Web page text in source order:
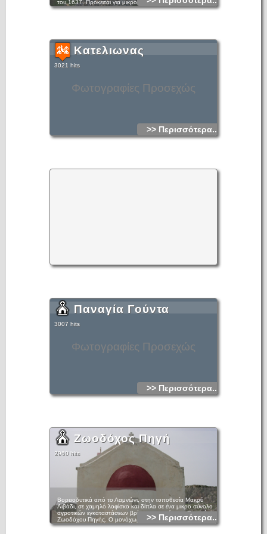
του 1637. Πρόκειται για μικρό μονόκλιτο λιθόκτιστο
θολοσκεπή ναό, ανακαινισμένο από την ενορία Σιτάνου στην
Φωτογραφίες Προσεχώς
Κατελιωνας
3021 hits
>> Περισσότερα...
Φωτογραφίες Προσεχώς
Παναγία Γούντα
3007 hits
>> Περισσότερα...
Ζωοδόχος Πηγή
2960 hits
Βορειοδυτικά από το Λαμνώνι, στην τοποθεσία Μακρύ
Λιβάδι, σε χαμηλό λοφίσκο και δίπλα σε ένα μικρο σύνολο
αγροτικών εγκαταστάσεων βρίσκεται ο ναός της Παναγίας
Ζωοδόχου Πηγής. Ο μονόχωρος λιθόκτιστος ναός
στεγάζεται με οξυκόρυφο θόλο. Στη νότια όψη του ανοίγεται η
>> Περισσότερα...